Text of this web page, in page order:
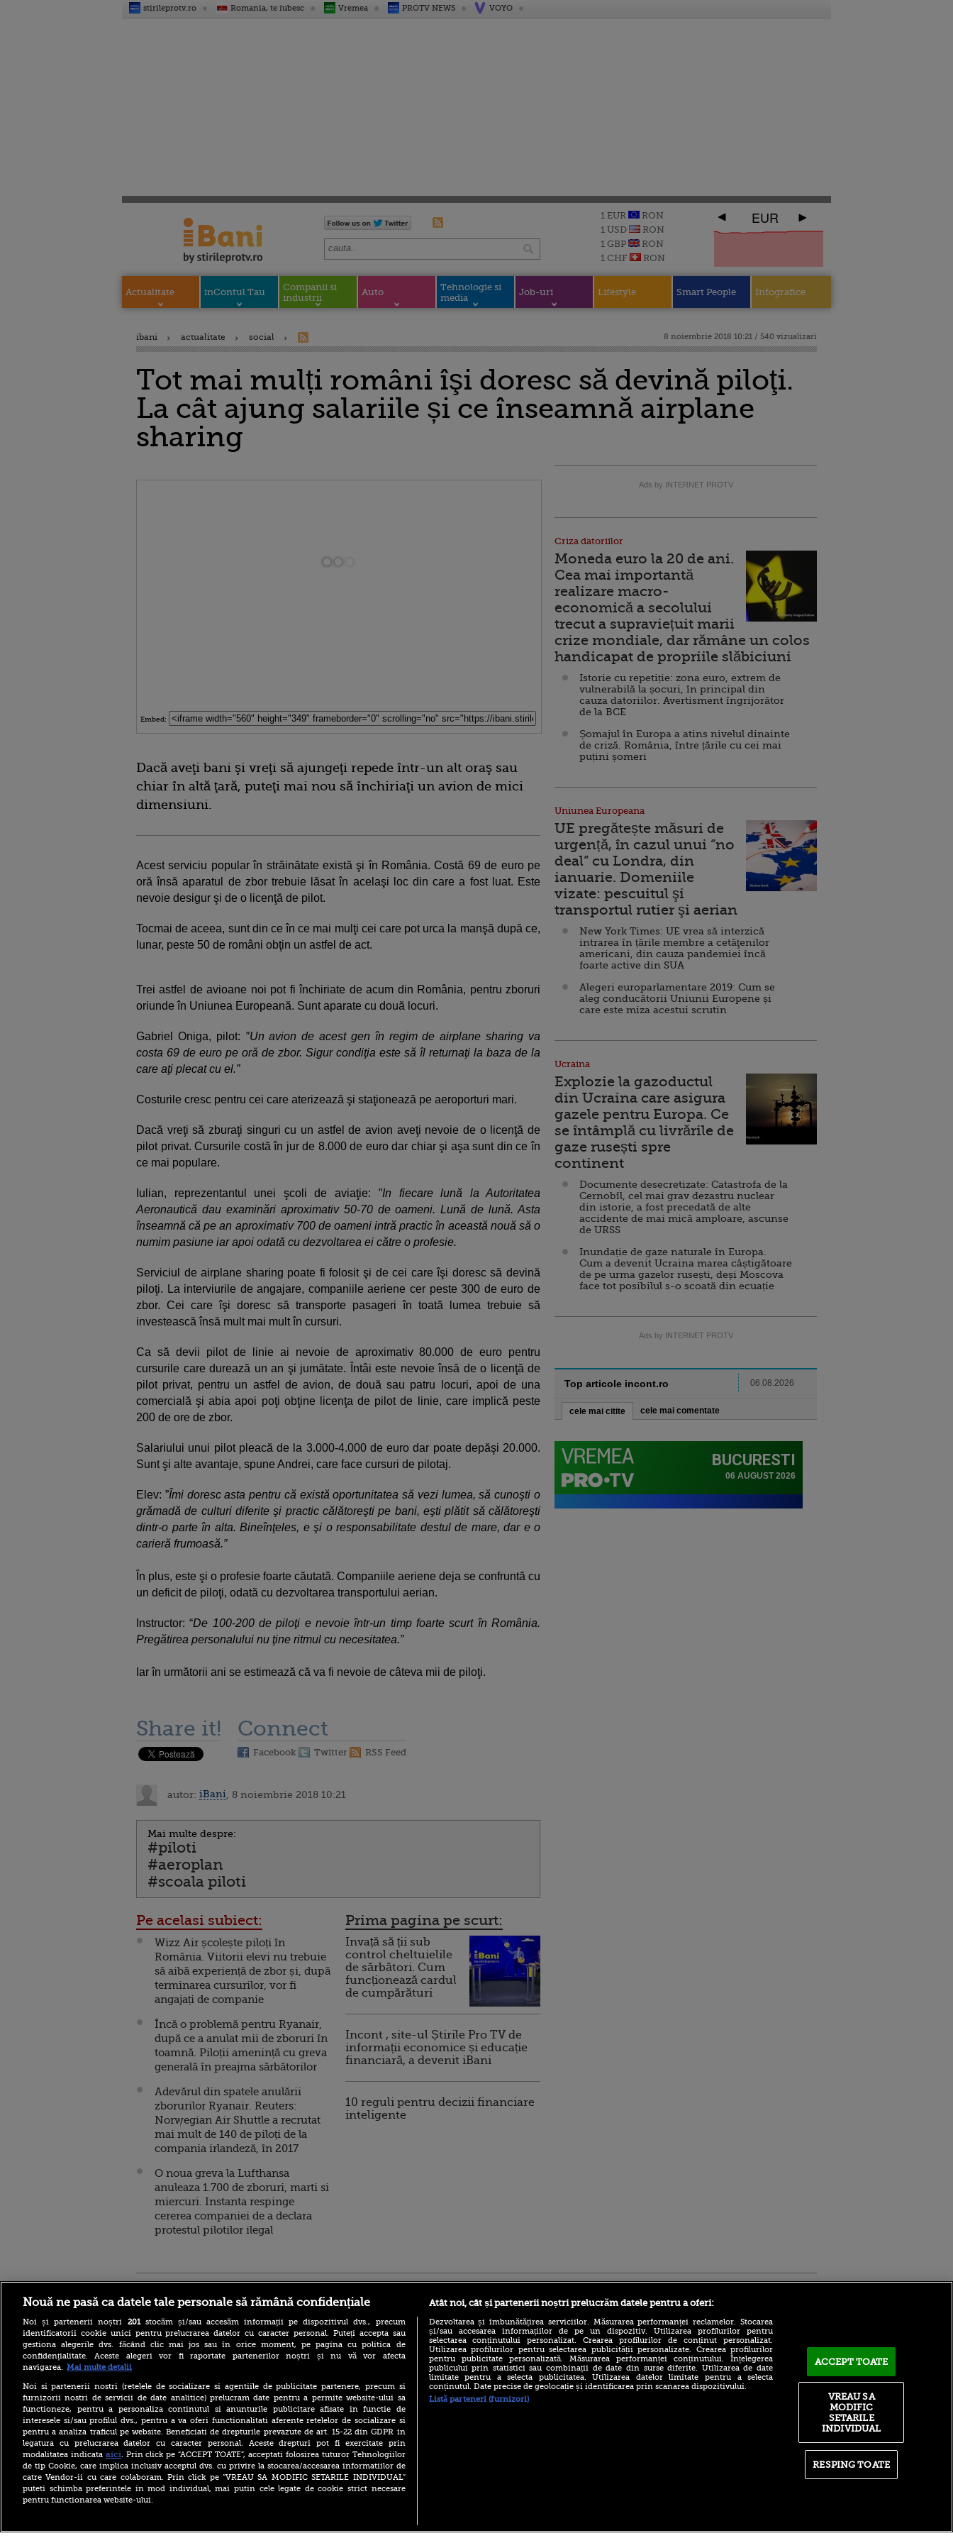
stirileprotv.ro Romania, te iubesc Vremea PROTV NEWS VOYO
1 EUR
RON
1 USD
RON
1 GBP
RON
1 CHF
RON
EUR
Actualitate inContul Tau
Companii si
industrii
Auto
Tehnologie si
media
Job-uri Lifestyle Smart People Infografice
ibani actualitate social 8 noiembrie 2018 10:21 / 540 vizualizari
Tot mai mulți români îşi doresc să devină piloţi.
La cât ajung salariile și ce înseamnă airplane
sharing
Embed:
Dacă aveţi bani şi vreţi să ajungeţi repede într-un alt oraş sau
chiar în altă ţară, puteţi mai nou să închiriaţi un avion de mici
dimensiuni.
Acest serviciu popular în străinătate există şi în România. Costă 69 de euro pe
oră însă aparatul de zbor trebuie lăsat în acelaşi loc din care a fost luat. Este
nevoie desigur şi de o licenţă de pilot.
Tocmai de aceea, sunt din ce în ce mai mulţi cei care pot urca la manşă după ce,
lunar, peste 50 de români obţin un astfel de act.
Trei astfel de avioane noi pot fi închiriate de acum din România, pentru zboruri
oriunde în Uniunea Europeană. Sunt aparate cu două locuri.
Gabriel Oniga, pilot: ″Un avion de acest gen în regim de airplane sharing va
costa 69 de euro pe oră de zbor. Sigur condiţia este să îl returnaţi la baza de la
care aţi plecat cu el.”
Costurile cresc pentru cei care aterizează şi staţionează pe aeroporturi mari.
Dacă vreţi să zburaţi singuri cu un astfel de avion aveţi nevoie de o licenţă de
pilot privat. Cursurile costă în jur de 8.000 de euro dar chiar şi aşa sunt din ce în
ce mai populare.
Iulian, reprezentantul unei şcoli de aviaţie: ″In fiecare lună la Autoritatea
Aeronautică dau examinări aproximativ 50-70 de oameni. Lună de lună. Asta
înseamnă că pe an aproximativ 700 de oameni intră practic în această nouă să o
numim pasiune iar apoi odată cu dezvoltarea ei către o profesie.
Serviciul de airplane sharing poate fi folosit şi de cei care îşi doresc să devină
piloţi. La interviurile de angajare, companiile aeriene cer peste 300 de euro de
zbor. Cei care îşi doresc să transporte pasageri în toată lumea trebuie să
investească însă mult mai mult în cursuri.
Ca să devii pilot de linie ai nevoie de aproximativ 80.000 de euro pentru
cursurile care durează un an şi jumătate. Întâi este nevoie însă de o licenţă de
pilot privat, pentru un astfel de avion, de două sau patru locuri, apoi de una
comercială şi abia apoi poţi obţine licenţa de pilot de linie, care implică peste
200 de ore de zbor.
Salariului unui pilot pleacă de la 3.000-4.000 de euro dar poate depăşi 20.000.
Sunt şi alte avantaje, spune Andrei, care face cursuri de pilotaj.
Elev: ”Îmi doresc asta pentru că există oportunitatea să vezi lumea, să cunoşti o
grămadă de culturi diferite şi practic călătoreşti pe bani, eşti plătit să călătoreşti
dintr-o parte în alta. Bineînţeles, e şi o responsabilitate destul de mare, dar e o
carieră frumoasă.”
În plus, este şi o profesie foarte căutată. Companiile aeriene deja se confruntă cu
un deficit de piloţi, odată cu dezvoltarea transportului aerian.
Instructor: “De 100-200 de piloţi e nevoie într-un timp foarte scurt în România.
Pregătirea personalului nu ţine ritmul cu necesitatea.”
Iar în următorii ani se estimează că va fi nevoie de câteva mii de piloţi.
Share it! Connect
Facebook Twitter RSS Feed
autor: iBani , 8 noiembrie 2018 10:21
Mai multe despre:
#piloti
#aeroplan
#scoala piloti
Pe acelasi subiect:
Wizz Air școlește piloți în
România. Viitorii elevi nu trebuie
să aibă experiență de zbor și, după
terminarea cursurilor, vor fi
angajați de companie
Încă o problemă pentru Ryanair,
după ce a anulat mii de zboruri în
toamnă. Piloții amenință cu greva
generală în preajma sărbătorilor
Adevărul din spatele anulării
zborurilor Ryanair. Reuters:
Norwegian Air Shuttle a recrutat
mai mult de 140 de piloți de la
compania irlandeză, în 2017
O noua greva la Lufthansa
anuleaza 1.700 de zboruri, marti si
miercuri. Instanta respinge
cererea companiei de a declara
protestul pilotilor ilegal
Prima pagina pe scurt:
Invață să ții sub
control cheltuielile
de sărbători. Cum
funcționează cardul
de cumpărături
Incont , site-ul Știrile Pro TV de
informații economice și educație
financiară, a devenit iBani
10 reguli pentru decizii financiare
inteligente
Ads by INTERNET PROTV
Criza datoriilor
Moneda euro la 20 de ani.
Cea mai importantă
realizare macro-
economică a secolului
trecut a supraviețuit marii
crize mondiale, dar rămâne un colos
handicapat de propriile slăbiciuni
Istorie cu repetiție: zona euro, extrem de
vulnerabilă la șocuri, în principal din
cauza datoriilor. Avertisment îngrijorător
de la BCE
Șomajul în Europa a atins nivelul dinainte
de criză. România, între țările cu cei mai
puțini șomeri
Uniunea Europeana
UE pregătește măsuri de
urgență, în cazul unui ”no
deal” cu Londra, din
ianuarie. Domeniile
vizate: pescuitul şi
transportul rutier şi aerian
New York Times: UE vrea să interzică
intrarea în țările membre a cetăţenilor
americani, din cauza pandemiei încă
foarte active din SUA
Alegeri europarlamentare 2019: Cum se
aleg conducătorii Uniunii Europene și
care este miza acestui scrutin
Ucraina
Explozie la gazoductul
din Ucraina care asigura
gazele pentru Europa. Ce
se întâmplă cu livrările de
gaze rusești spre
continent
Documente desecretizate: Catastrofa de la
Cernobîl, cel mai grav dezastru nuclear
din istorie, a fost precedată de alte
accidente de mai mică amploare, ascunse
de URSS
Inundație de gaze naturale în Europa.
Cum a devenit Ucraina marea câștigătoare
de pe urma gazelor rusești, deși Moscova
face tot posibilul s-o scoată din ecuație
Ads by INTERNET PROTV
Top articole incont.ro 06.08.2026
cele mai citite cele mai comentate
negre” ia amploare în Rusia.
Găsește-ți un soldat și când
va fi ucis vei primi 8
milioane de ruble”
Aflat în SUA, ministrul
britanic de Externe a evitat
să spună dacă îl mai
consideră pe Trump „idiot,
rasist și misogin”
Primăriile care nu se
înrolează pe Ghiseul.ro pot
(P) Descoperă Lumea
Evenimentelor din România
Adrian Mihalcea, discurs
incredibil înainte de UTA -
Ce declin! Cu cine a semnat
Nouă ne pasă ca datele tale personale să rămână confidențiale
Noi și partenerii noștri 201stocăm și/sau accesăm informații pe dispozitivul dvs., precum
identificatorii cookie unici pentru prelucrarea datelor cu caracter personal. Puteți accepta sau
gestiona alegerile dvs. făcând clic mai jos sau în orice moment, pe pagina cu politica de
confidențialitate. Aceste alegeri vor fi raportate partenerilor noștri și nu vă vor afecta
navigarea. Mai multe detalii
Noi si partenerii nostri (retelele de socializare si agentiile de publicitate partenere, precum si
furnizorii nostri de servicii de date analitice) prelucram date pentru a permite website-ului sa
functioneze, pentru a personaliza continutul si anunturile publicitare afisate in functie de
interesele si/sau profilul dvs., pentru a va oferi functionalitati aferente retelelor de socializare si
pentru a analiza traficul pe website. Beneficiati de drepturile prevazute de art. 15-22 din GDPR in
legatura cu prelucrarea datelor cu caracter personal. Aceste drepturi pot fi exercitate prin
modalitatea indicata aici. Prin click pe “ACCEPT TOATE”, acceptati folosirea tuturor Tehnologiilor
de tip Cookie, care implica inclusiv acceptul dvs. cu privire la stocarea/accesarea informatiilor de
catre Vendor-ii cu care colaboram. Prin click pe “VREAU SA MODIFIC SETARILE INDIVIDUAL”
puteti schimba preferintele in mod individual, mai putin cele legate de cookie strict necesare
pentru functionarea website-ului.
Atât noi, cât și partenerii noștri prelucrăm datele pentru a oferi:
Dezvoltarea și îmbunătățirea serviciilor. Măsurarea performanței reclamelor. Stocarea
și/sau accesarea informațiilor de pe un dispozitiv. Utilizarea profilurilor pentru
selectarea conținutului personalizat. Crearea profilurilor de conținut personalizat.
Utilizarea profilurilor pentru selectarea publicității personalizate. Crearea profilurilor
pentru publicitate personalizată. Măsurarea performanței conținutului. Înțelegerea
publicului prin statistici sau combinații de date din surse diferite. Utilizarea de date
limitate pentru a selecta publicitatea. Utilizarea datelor limitate pentru a selecta
conținutul. Date precise de geolocație și identificarea prin scanarea dispozitivului.
Listă parteneri (furnizori)
ACCEPT TOATE
RESPING TOATE
VREAU SA
MODIFIC
SETARILE
INDIVIDUAL